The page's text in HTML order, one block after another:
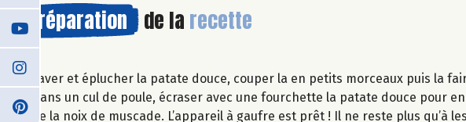
Préparation de la recette
Laver et éplucher la patate douce, couper la en petits morceaux puis la
Dans un cul de poule, écraser avec une fourchette la patate douce pour
de la noix de muscade. L’appareil à gaufre est prêt ! Il ne reste plus qu’à